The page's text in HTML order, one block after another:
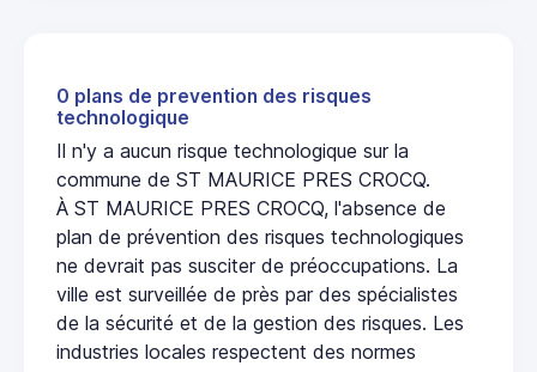
0 plans de prevention des risques
technologique
Il n'y a aucun risque technologique sur la
commune de ST MAURICE PRES CROCQ.
À ST MAURICE PRES CROCQ, l'absence de
plan de prévention des risques technologiques
ne devrait pas susciter de préoccupations. La
ville est surveillée de près par des spécialistes
de la sécurité et de la gestion des risques. Les
industries locales respectent des normes